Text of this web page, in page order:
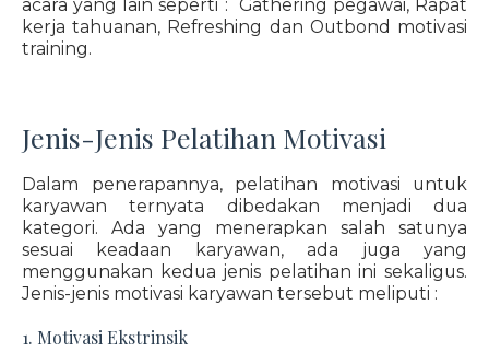
acara yang lain seperti : Gathering pegawai, Rapat
kerja tahuanan, Refreshing dan Outbond motivasi
training.
Jenis-Jenis Pelatihan Motivasi
Dalam penerapannya, pelatihan motivasi untuk
karyawan ternyata dibedakan menjadi dua
kategori. Ada yang menerapkan salah satunya
sesuai keadaan karyawan, ada juga yang
menggunakan kedua jenis pelatihan ini sekaligus.
Jenis-jenis motivasi karyawan tersebut meliputi :
1. Motivasi Ekstrinsik